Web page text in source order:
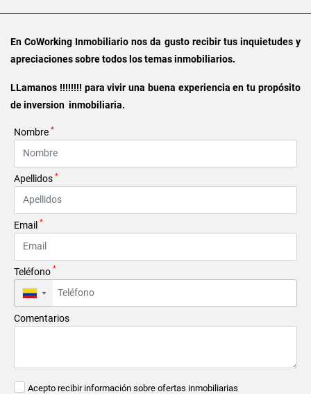
En CoWorking Inmobiliario nos da gusto recibir tus inquietudes y
apreciaciones sobre todos los temas inmobiliarios.
LLamanos !!!!!!!! para vivir una buena experiencia en tu propósito
de inversion inmobiliaria.
Nombre *
Apellidos *
Email *
Teléfono *
▼
Comentarios
Acepto recibir información sobre ofertas inmobiliarias